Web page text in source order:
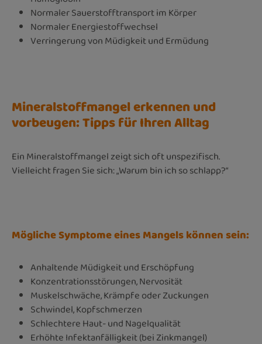
Normaler Sauerstofftransport im Körper
Normaler Energiestoffwechsel
Verringerung von Müdigkeit und Ermüdung
Mineralstoffmangel erkennen und
vorbeugen: Tipps für Ihren Alltag
Ein Mineralstoffmangel zeigt sich oft unspezifisch.
Vielleicht fragen Sie sich: „Warum bin ich so schlapp?“
Mögliche Symptome eines Mangels können sein:
Anhaltende Müdigkeit und Erschöpfung
Konzentrationsstörungen, Nervosität
Muskelschwäche, Krämpfe oder Zuckungen
Schwindel, Kopfschmerzen
Schlechtere Haut- und Nagelqualität
Erhöhte Infektanfälligkeit (bei Zinkmangel)